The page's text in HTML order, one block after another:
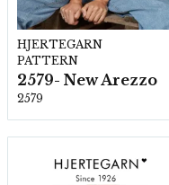
HJERTEGARN
PATTERN
2579- New Arezzo
2579